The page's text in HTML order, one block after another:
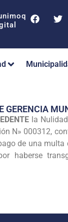
GERENCIA
la
N» 000312,
de una
haberse